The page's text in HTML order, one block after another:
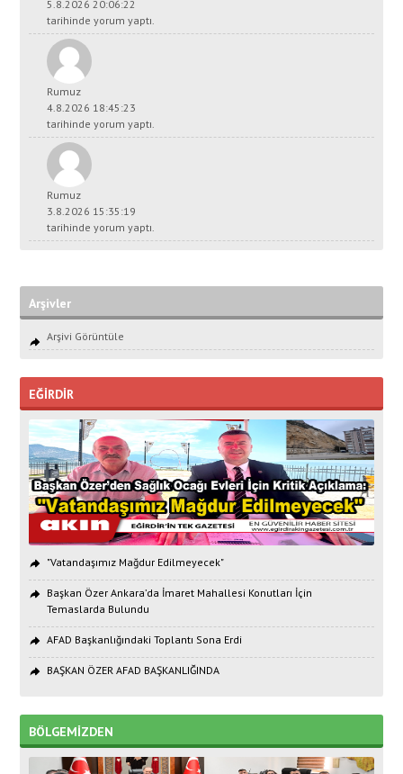
5.8.2026 20:06:22
tarihinde yorum yaptı.
Rumuz
4.8.2026 18:45:23
tarihinde yorum yaptı.
Rumuz
3.8.2026 15:35:19
tarihinde yorum yaptı.
Arşivler
Arşivi Görüntüle
EĞİRDİR
"Vatandaşımız Mağdur Edilmeyecek"
Başkan Özer Ankara’da İmaret Mahallesi Konutları İçin
Temaslarda Bulundu
AFAD Başkanlığındaki Toplantı Sona Erdi
BAŞKAN ÖZER AFAD BAŞKANLIĞINDA
BÖLGEMİZDEN